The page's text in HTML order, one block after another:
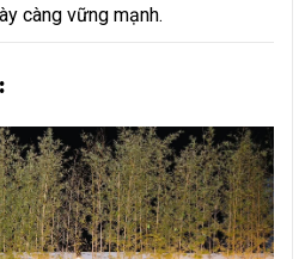
càng vững mạnh.